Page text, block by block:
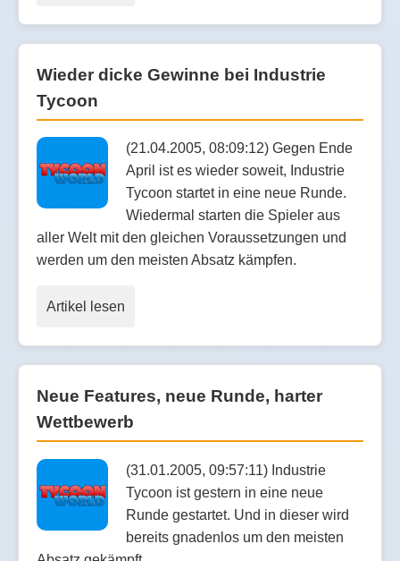
Wieder dicke Gewinne bei Industrie
Tycoon
(21.04.2005, 08:09:12) Gegen Ende
April ist es wieder soweit, Industrie
Tycoon startet in eine neue Runde.
Wiedermal starten die Spieler aus
aller Welt mit den gleichen Voraussetzungen und
werden um den meisten Absatz kämpfen.
Artikel lesen
Neue Features, neue Runde, harter
Wettbewerb
(31.01.2005, 09:57:11) Industrie
Tycoon ist gestern in eine neue
Runde gestartet. Und in dieser wird
bereits gnadenlos um den meisten